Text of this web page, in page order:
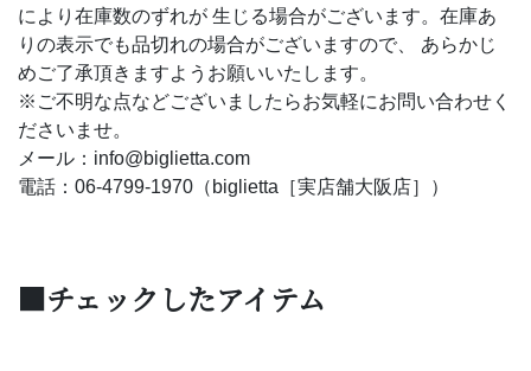
により在庫数のずれが 生じる場合がございます。在庫あ
りの表示でも品切れの場合がございますので、 あらかじ
めご了承頂きますようお願いいたします。
※ご不明な点などございましたらお気軽にお問い合わせく
ださいませ。
メール：info@biglietta.com
電話：06-4799-1970（biglietta［実店舗大阪店］）
■チェックしたアイテム